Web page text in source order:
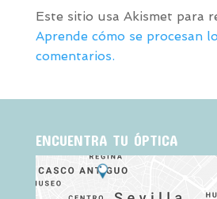
Este sitio usa Akismet para
Aprende cómo se procesan
comentarios.
ENCUENTRA TU ÓPTICA